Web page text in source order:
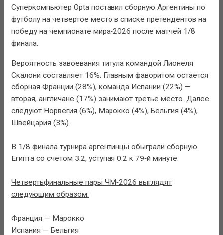
Суперкомпьютер Opta поставил сборную Аргентины по
футболу на четвертое место в списке претендентов на
победу на чемпионате мира‑2026 после матчей 1/8
финала.
Вероятность завоевания титула командой Лионеля
Скалони составляет 16%. Главным фаворитом остается
сборная Франции (28%), команда Испании (22%) —
вторая, англичане (17%) занимают третье место. Далее
следуют Норвегия (6%), Марокко (4%), Бельгия (4%),
Швейцария (3%).
В 1/8 финала турнира аргентинцы обыграли сборную
Египта со счетом 3:2, уступая 0:2 к 79‑й минуте.
Четвертьфинальные пары ЧМ‑2026 выглядят
следующим образом:
Франция — Марокко
Испания — Бельгия